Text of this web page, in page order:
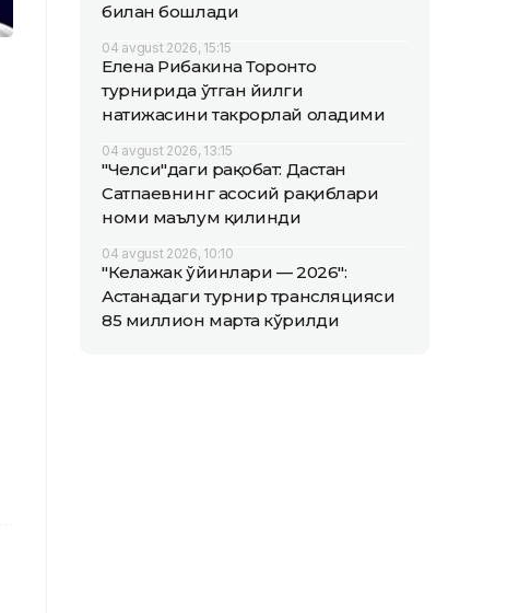
билан бошлади
04 avgust 2026, 15:15
Елена Рибакина Торонто
турнирида ўтган йилги
натижасини такрорлай оладими
04 avgust 2026, 13:15
"Челси"даги рақобат: Дастан
Сатпаевнинг асосий рақиблари
номи маълум қилинди
04 avgust 2026, 10:10
"Келажак ўйинлари — 2026":
Астанадаги турнир трансляцияси
85 миллион марта кўрилди